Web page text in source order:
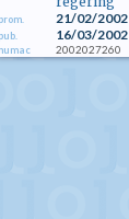
prom. 21/02/2002
pub. 16/03/2002
numac 2002027260